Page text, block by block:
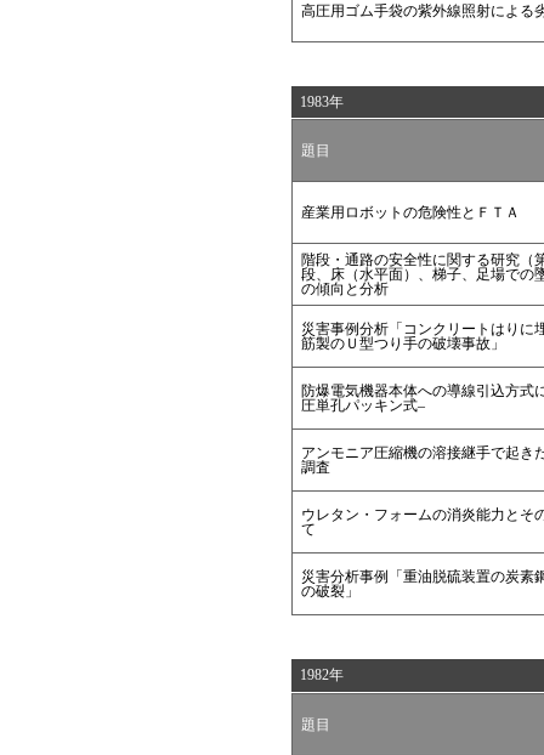
高圧用ゴム手袋の紫外線照射による
1983年
題目
産業用ロボットの危険性とＦＴＡ
階段・通路の安全性に関する研究（
段、床（水平面）、梯子、足場での
の傾向と分析
災害事例分析「コンクリートはりに
筋製のＵ型つり手の破壊事故」
防爆電気機器本体への導線引込方式
圧単孔パッキン式–
アンモニア圧縮機の溶接継手で起き
調査
ウレタン・フォームの消炎能力とそ
て
災害分析事例「重油脱硫装置の炭素
の破裂」
1982年
題目